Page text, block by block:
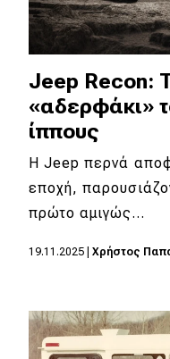
Jeep Recon:
«αδερφάκι»
ίππους
Η Jeep περνά
εποχή,
πρώτο αμιγώς…
19.11.2025 Χρήστος